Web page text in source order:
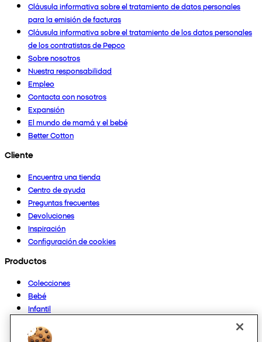
Cláusula informativa sobre el tratamiento de datos personales
para la emisión de facturas
Cláusula informativa sobre el tratamiento de los datos personales
de los contratistas de Pepco
Sobre nosotros
Nuestra responsabilidad
Empleo
Contacta con nosotros
Expansión
El mundo de mamá y el bebé
Better Cotton
Cliente
Encuentra una tienda
Centro de ayuda
Preguntas frecuentes
Devoluciones
Inspiración
Configuración de cookies
Productos
Colecciones
Bebé
Infantil
Mujer